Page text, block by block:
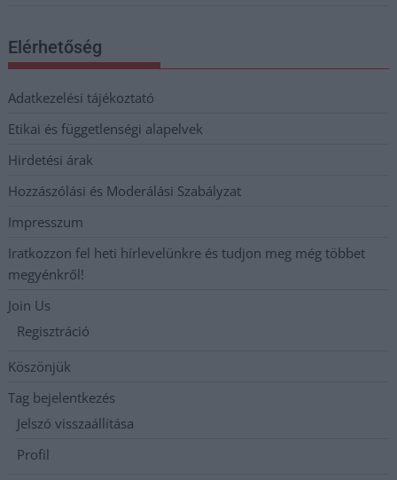
Elérhetőség
Adatkezelési tájékoztató
Etikai és függetlenségi alapelvek
Hirdetési árak
Hozzászólási és Moderálási Szabályzat
Impresszum
Iratkozzon fel heti hírlevelünkre és tudjon meg még többet
megyénkről!
Join Us
Regisztráció
Köszönjük
Tag bejelentkezés
Jelszó visszaállítása
Profil